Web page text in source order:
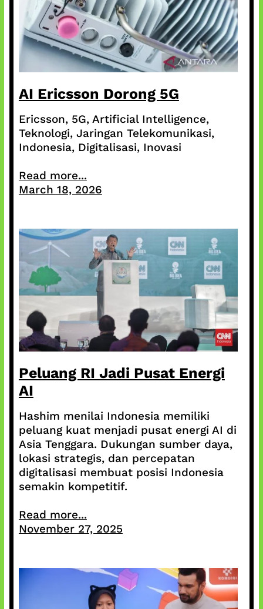
AI Ericsson Dorong 5G
Ericsson, 5G, Artificial Intelligence,
Teknologi, Jaringan Telekomunikasi,
Indonesia, Digitalisasi, Inovasi
Read more...
March 18, 2026
Peluang RI Jadi Pusat Energi
AI
Hashim menilai Indonesia memiliki
peluang kuat menjadi pusat energi AI di
Asia Tenggara. Dukungan sumber daya,
lokasi strategis, dan percepatan
digitalisasi membuat posisi Indonesia
semakin kompetitif.
Read more...
November 27, 2025